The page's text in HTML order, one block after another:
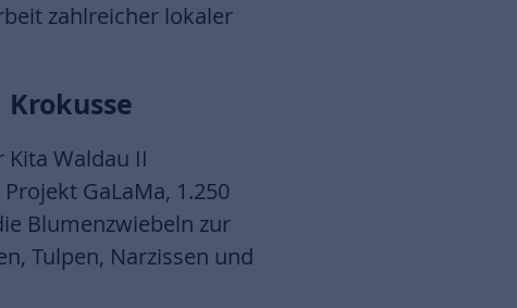
zahlreicher lokaler
Waldau II
GaLaMa, 1.250
Blumenzwiebeln zur
Tulpen, Narzissen und